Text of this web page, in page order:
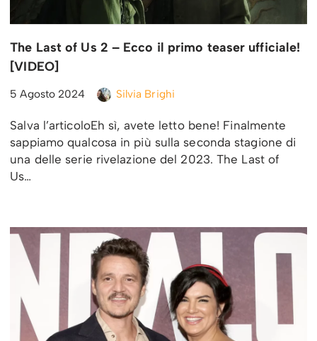
The Last of Us 2 – Ecco il primo teaser ufficiale!
[VIDEO]
5 Agosto 2024 Silvia Brighi
Salva l’articoloEh sì, avete letto bene! Finalmente
sappiamo qualcosa in più sulla seconda stagione di
una delle serie rivelazione del 2023. The Last of
Us…